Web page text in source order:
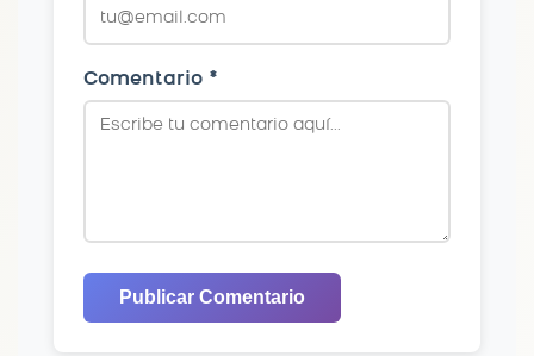
Comentario *
Publicar Comentario